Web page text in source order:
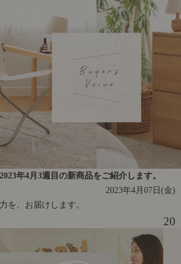
年4月3週目の新商品をご紹介します。
2023年4月07日(金)
を、お届けします。
20